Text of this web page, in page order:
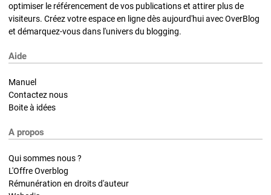
optimiser le référencement de vos publications et attirer plus de
visiteurs. Créez votre espace en ligne dès aujourd'hui avec OverBlog
et démarquez-vous dans l'univers du blogging.
Aide
Manuel
Contactez nous
Boite à idées
A propos
Qui sommes nous ?
L'Offre Overblog
Rémunération en droits d'auteur